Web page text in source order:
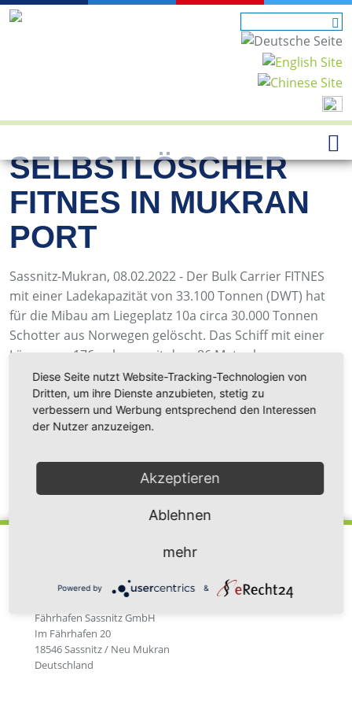
SELBSTLÖSCHER
FITNES IN MUKRAN
PORT
Sassnitz-Mukran, 08.02.2022 - Der Bulk Carrier FITNES
mit einer Ladekapazität von 33.100 Tonnen (DWT) hat
für die Mibau am Liegeplatz 10a circa 30.000 Tonnen
Schotter aus Norwegen gelöscht. Das Schiff mit einer
Länge von 176 m kann mit dem 86 Meter langen
Ausleger ohne fremdes Umschlagsgerät das Schüttgut
über Förderbänder entladen. Die Löschleistung liegt bei
3.000 Tonnen pro Stunde.
Zurück zur Newsübersicht
Fährhafen Sassnitz GmbH
Im Fährhafen 20
18546 Sassnitz / Neu Mukran
Deutschland
Diese Seite nutzt Website-Tracking-Technologien von
Dritten, um ihre Dienste anzubieten, stetig zu
verbessern und Werbung entsprechend den Interessen
der Nutzer anzuzeigen.
Akzeptieren
Ablehnen
mehr
Powered by &